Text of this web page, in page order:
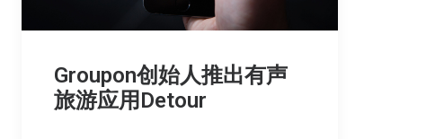
Groupon创始人推出有声
旅游应用Detour